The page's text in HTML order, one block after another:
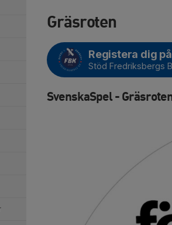
Gräsroten
Registera dig
Stöd Fredriksbergs
SvenskaSpel -